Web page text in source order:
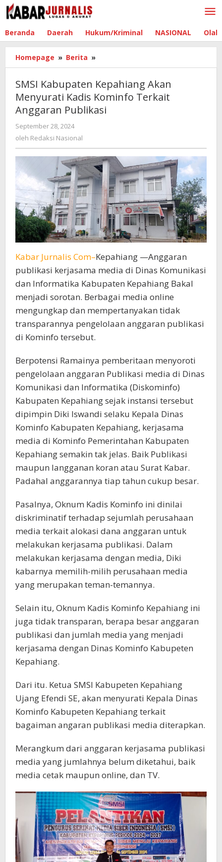
Lewati
ke
Beranda Daerah Hukum/Kriminal NASIONAL
Homepage » Berita »
Kabupaten
Kepahiang
Akan
Menyurati
Kadis
Publikasi
SMSI Kabupaten Kepahiang Akan
Menyurati Kadis Kominfo Terkait
Anggaran Publikasi
September 28, 2024
Redaksi
oleh Redaksi Nasional
Kabar Jurnalis Com–Kepahiang —Anggaran
publikasi kerjasama media di Dinas Komunikasi
dan Informatika Kabupaten Kepahiang Bakal
menjadi sorotan. Berbagai media online
mengungkap dan mempertanyakan tidak
transparannya pengelolaan anggaran publikasi
di Kominfo tersebut.
Berpotensi Ramainya pemberitaan menyoroti
pengelolaan anggaran Publikasi media di Dinas
Komunikasi dan Informatika (Diskominfo)
Kabupaten Kepahiang sejak instansi tersebut
dipimpin Diki Iswandi selaku Kepala Dinas
Kominfo Kabupaten Kepahiang, kerjasama
media di Kominfo Pemerintahan Kabupaten
Kepahiang semakin tak jelas. Baik Publikasi
maupun langganan koran atau Surat Kabar.
Padahal anggarannya tiap tahun cukup besar.
Pasalnya, Oknum Kadis Kominfo ini dinilai
diskriminatif terhadap sejumlah perusahaan
media terkait alokasi dana anggaran untuk
melakukan kerjasama publikasi. Dalam
melakukan kerjasama dengan media, Diki
kabarnya memilih-milih perusahaan media
yang merupakan teman-temannya.
Selain itu, Oknum Kadis Kominfo Kepahiang ini
juga tidak transparan, berapa besar anggaran
publikasi dan jumlah media yang menjadi
kerjasama dengan Dinas Kominfo Kabupeten
Kepahiang.
Dari itu. Ketua SMSI Kabupeten Kepahiang
Ujang Efendi SE, akan menyurati Kepala Dinas
Kominfo Kabupeten Kepahiang terkait
bagaiman angaran publikasi media diterapkan.
Merangkum dari anggaran kerjasama publikasi
media yang jumlahnya belum diketahui, baik
media cetak maupun online, dan TV.